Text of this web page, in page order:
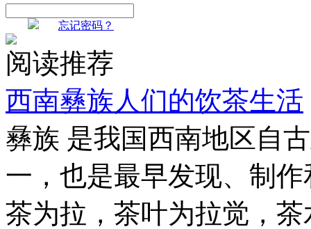
忘记密码？
阅读推荐
西南彝族人们的饮茶生活
彝族 是我国西南地区自
一，也是最早发现、制
茶为拉，茶叶为拉觉，